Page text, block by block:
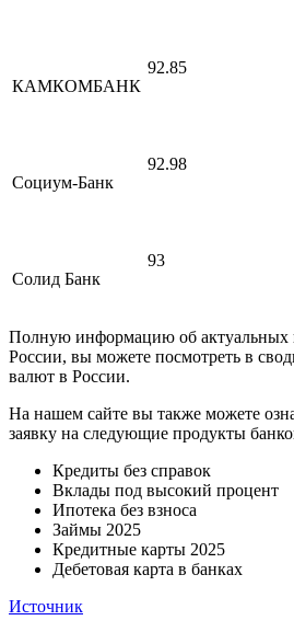
КАМКОМБАНК
92.85
Социум-Банк
92.98
Солид Банк
93
Полную информацию об актуальных
России, вы можете посмотреть в
валют в России.
На нашем сайте вы также можете
заявку на следующие продукты
Кредиты без справок
Вклады под высокий процент
Ипотека без взноса
Займы 2025
Кредитные карты 2025
Дебетовая карта в банках
Источник